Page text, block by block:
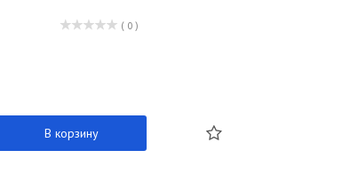
( 0 )
В корзину